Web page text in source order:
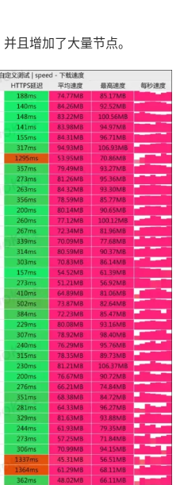
且增加了大量节点。